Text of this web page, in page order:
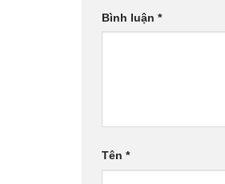
Bình luận *
Tên *